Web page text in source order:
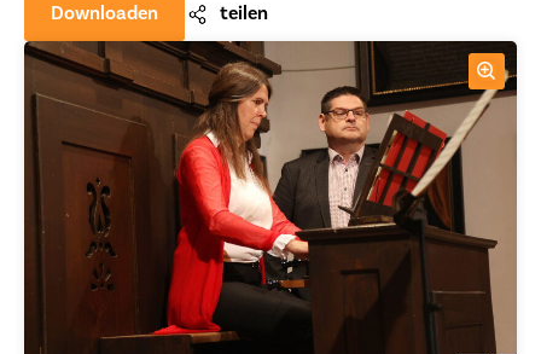
Downloaden teilen